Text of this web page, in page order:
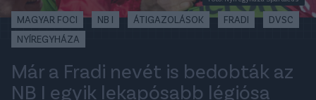
MAGYAR FOCI NB I ÁTIGAZOLÁSOK FRADI
DVSC
NYÍREGYHÁZA
Már a Fradi nevét is bedobták az
NB I egyik lekapósabb légiósa